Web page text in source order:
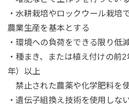
・水耕栽培やロックウール栽培
農業生産を基本とする
・環境への負荷をできる限り低
・種まき、または植え付けの前
年）以上
禁止された農薬や化学肥料を
・遺伝子組換え技術を使用しな